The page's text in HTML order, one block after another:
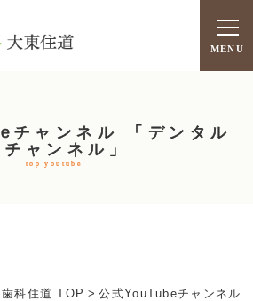
MENU
チャンネル 「デンタル
ャンネル」
top youtube
科住道 TOP >公式YouTubeチャンネル